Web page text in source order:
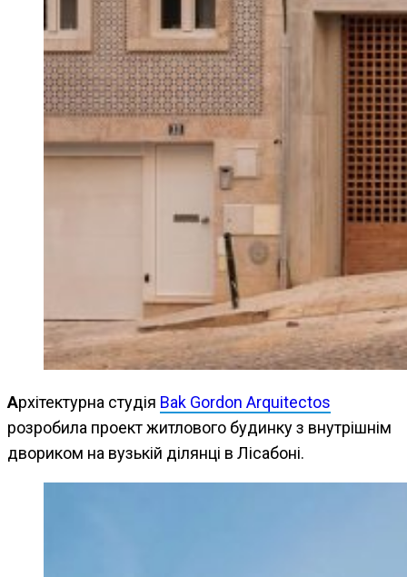
Архітектурна студія Bak Gordon Arquitectos
розробила проект житлового будинку з внутрішнім
двориком на вузькій ділянці в Лісабоні.